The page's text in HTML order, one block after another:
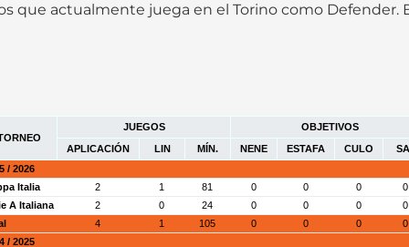
que actualmente juega en el Torino como Defender.
JUEGOS
OBJETIVOS
APLICACIÓN
LIN MÍN. NENE ESTAFA CULO
/ 2026
Italia
2 1 81 0 0 0
0
A Italiana
2 0 24 0 0 0
0
4 1 105 0 0 0
0
/ 2025